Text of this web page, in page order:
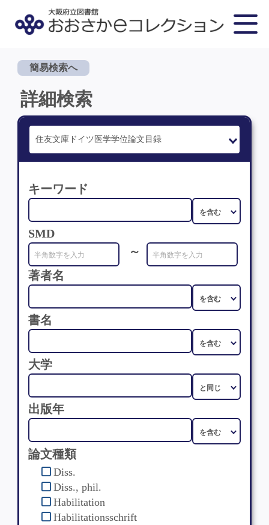
簡易検索へ
詳細検索
キーワード
SMD
～
著者名
書名
大学
出版年
論文種類
Diss.
Diss., phil.
Habilitation
Habilitationsschrift